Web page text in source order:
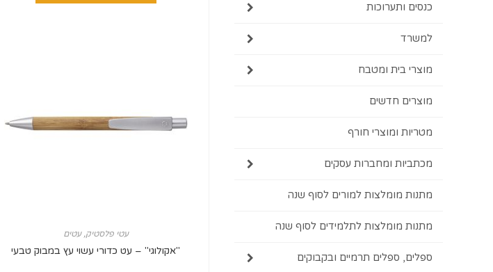
עטי פלסטיק ,עטים
"אקולוגי" – עט כדורי עשוי עץ במבוק טבעי
כנסים ותערוכות
למשרד
מוצרי בית ומטבח
מוצרים חדשים
מטריות ומוצרי חורף
מכתביות ומחברות עסקים
מתנות מומלצות למורים לסוף שנה
מתנות מומלצות לתלמידים לסוף שנה
ספלים, ספלים תרמיים ובקבוקים